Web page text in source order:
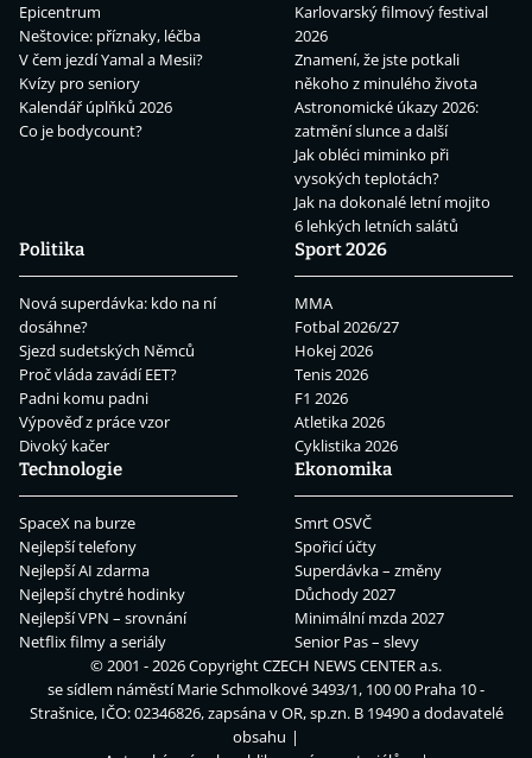
Epicentrum
Neštovice: příznaky, léčba
V čem jezdí Yamal a Mesii?
Kvízy pro seniory
Kalendář úplňků 2026
Co je bodycount?
Karlovarský filmový festival
2026
Znamení, že jste potkali
někoho z minulého života
Astronomické úkazy 2026:
zatmění slunce a další
Jak obléci miminko při
vysokých teplotách?
Jak na dokonalé letní mojito
6 lehkých letních salátů
Politika
Nová superdávka: kdo na ní
dosáhne?
Sjezd sudetských Němců
Proč vláda zavádí EET?
Padni komu padni
Výpověď z práce vzor
Divoký kačer
Sport 2026
MMA
Fotbal 2026/27
Hokej 2026
Tenis 2026
F1 2026
Atletika 2026
Cyklistika 2026
Technologie
SpaceX na burze
Nejlepší telefony
Nejlepší AI zdarma
Nejlepší chytré hodinky
Nejlepší VPN – srovnání
Netflix filmy a seriály
Ekonomika
Smrt OSVČ
Spořicí účty
Superdávka – změny
Důchody 2027
Minimální mzda 2027
Senior Pas – slevy
© 2001 - 2026 CopyrightCZECH NEWS CENTER a.s.
se sídlem náměstí Marie Schmolkové 3493/1, 100 00 Praha 10 -
Strašnice, IČO: 02346826, zapsána v OR, sp.zn. B 19490 a dodavatelé
obsahu